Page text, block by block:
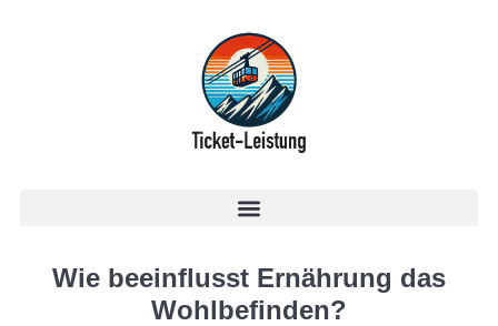
Wie beeinflusst Ernährung das
Wohlbefinden?